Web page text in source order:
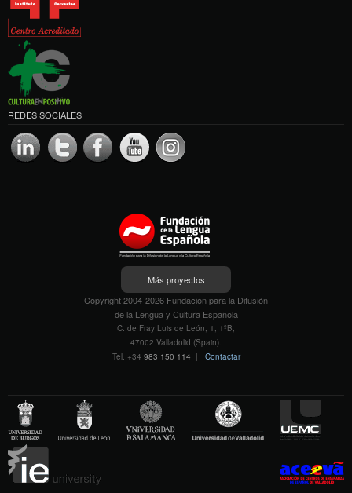
REDES SOCIALES
Más proyectos
Copyright 2004-2026 Fundación para la Difusión
de la Lengua y Cultura Española
C. de Fray Luis de León, 1, 1ºB,
47002 Valladolid (Spain).
Tel. +34 983 150 114 | Contactar